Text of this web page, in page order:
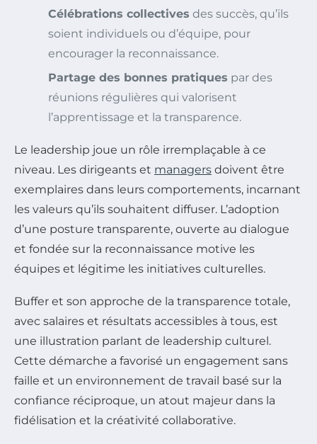
Célébrations collectives des succès, qu’ils
soient individuels ou d’équipe, pour
encourager la reconnaissance.
Partage des bonnes pratiques par des
réunions régulières qui valorisent
l’apprentissage et la transparence.
Le leadership joue un rôle irremplaçable à ce
niveau. Les dirigeants et managers doivent être
exemplaires dans leurs comportements, incarnant
les valeurs qu’ils souhaitent diffuser. L’adoption
d’une posture transparente, ouverte au dialogue
et fondée sur la reconnaissance motive les
équipes et légitime les initiatives culturelles.
Buffer et son approche de la transparence totale,
avec salaires et résultats accessibles à tous, est
une illustration parlant de leadership culturel.
Cette démarche a favorisé un engagement sans
faille et un environnement de travail basé sur la
confiance réciproque, un atout majeur dans la
fidélisation et la créativité collaborative.